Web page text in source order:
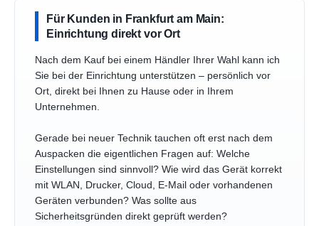
Für Kunden in Frankfurt am Main:
Einrichtung direkt vor Ort
Nach dem Kauf bei einem Händler Ihrer Wahl kann ich
Sie bei der Einrichtung unterstützen – persönlich vor
Ort, direkt bei Ihnen zu Hause oder in Ihrem
Unternehmen.
Gerade bei neuer Technik tauchen oft erst nach dem
Auspacken die eigentlichen Fragen auf: Welche
Einstellungen sind sinnvoll? Wie wird das Gerät korrekt
mit WLAN, Drucker, Cloud, E-Mail oder vorhandenen
Geräten verbunden? Was sollte aus
Sicherheitsgründen direkt geprüft werden?